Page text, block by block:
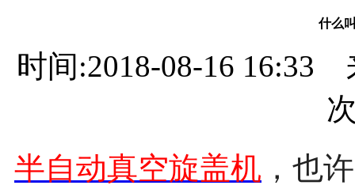
什么
时间:2018-08-16
半自动真空旋盖机 ，也